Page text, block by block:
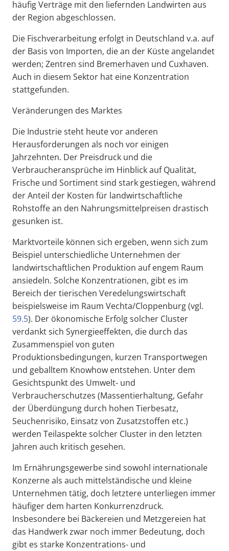
häufig Verträge mit den liefernden Landwirten aus
der Region abgeschlossen.
Die Fischverarbeitung erfolgt in Deutschland v.a. auf
der Basis von Importen, die an der Küste angelandet
werden; Zentren sind Bremerhaven und Cuxhaven.
Auch in diesem Sektor hat eine Konzentration
stattgefunden.
Veränderungen des Marktes
Die Industrie steht heute vor anderen
Herausforderungen als noch vor einigen
Jahrzehnten. Der Preisdruck und die
Verbraucheransprüche im Hinblick auf Qualität,
Frische und Sortiment sind stark gestiegen, während
der Anteil der Kosten für landwirtschaftliche
Rohstoffe an den Nahrungsmittelpreisen drastisch
gesunken ist.
Marktvorteile können sich ergeben, wenn sich zum
Beispiel unterschiedliche Unternehmen der
landwirtschaftlichen Produktion auf engem Raum
ansiedeln. Solche Konzentrationen, gibt es im
Bereich der tierischen Veredelungswirtschaft
beispielsweise im Raum Vechta/Cloppenburg (vgl.
59.5). Der ökonomische Erfolg solcher Cluster
verdankt sich Synergieeffekten, die durch das
Zusammenspiel von guten
Produktionsbedingungen, kurzen Transportwegen
und geballtem Knowhow entstehen. Unter dem
Gesichtspunkt des Umwelt- und
Verbraucherschutzes (Massentierhaltung, Gefahr
der Überdüngung durch hohen Tierbesatz,
Seuchenrisiko, Einsatz von Zusatzstoffen etc.)
werden Teilaspekte solcher Cluster in den letzten
Jahren auch kritisch gesehen.
Im Ernährungsgewerbe sind sowohl internationale
Konzerne als auch mittelständische und kleine
Unternehmen tätig, doch letztere unterliegen immer
häufiger dem harten Konkurrenzdruck.
Insbesondere bei Bäckereien und Metzgereien hat
das Handwerk zwar noch immer Bedeutung, doch
gibt es starke Konzentrations- und